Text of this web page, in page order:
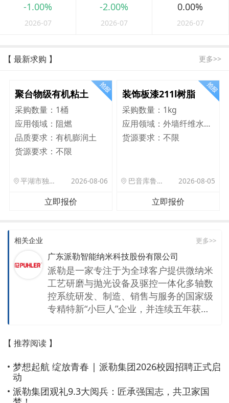
-1.00%
2026-07
-2.00%
2026-07
0.00%
2026-07
【 最新求购 】 更多>>
聚台物级有机粘土
采购数量： 1桶
应用领域： 阻燃
品质要求： 有机膨润土
货源要求： 不限
平湖市独山港镇集港路 589 号 2026-08-06
立即报价
装饰板漆211l树脂
采购数量： 1kg
应用领域：
外墙纤维水泥板
货源要求：不限
巴音库鲁提镇,托帕口岸六号库房 2026-08-05
立即报价
相关企业 更多>>
广东派勒智能纳米科技股份有限公司
派勒是一家专注于为全球客户提供微纳米
工艺研磨与抛光设备及驱控一体化多轴数
控系统研发、制造、销售与服务的国家级
专精特新“小巨人”企业，并连续五年获得
锁，为打破中国高端纳米研磨设备长期依
赖进口的局面，公司不断迭代研磨技术和
高端驱控一体化多轴数控系统研发，如
今，我们通过物理化学法已掌握液体介质
中的固体颗粒湿法研磨细度达50纳米以下
【 推荐阅读 】
梦想起航 绽放青春 | 派勒集团2026校园招聘正式启
动
派勒集团观礼9.3大阅兵：匠承强国志，共卫家国